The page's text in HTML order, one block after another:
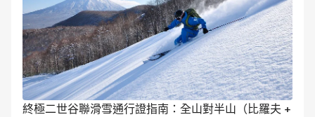
終極二世谷聯滑雪通行證指南：全山對半山（比羅夫 +